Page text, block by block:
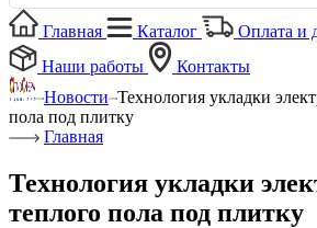
Главная Каталог Оплата и
Наши работы
Контакты
Новости Технология укладки
пола под плитку
Главная
Технология укладки
теплого пола под плитку